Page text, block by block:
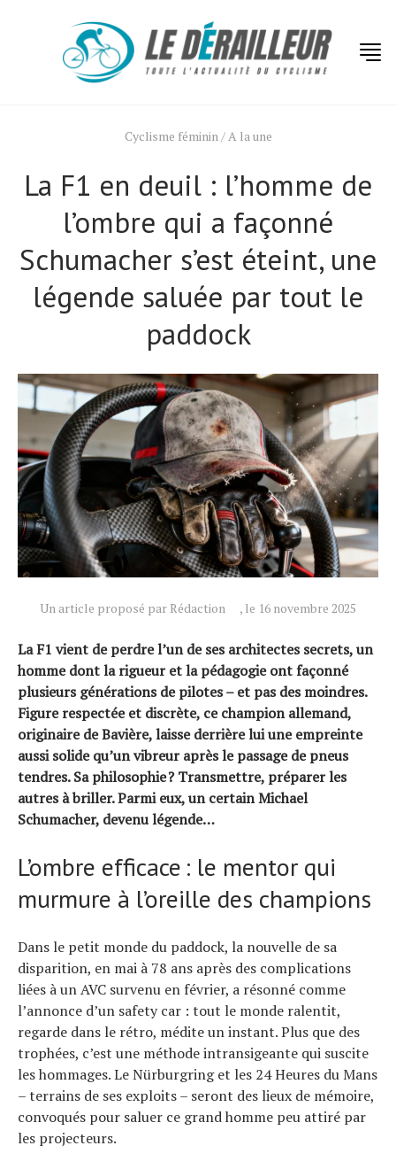
Cyclisme féminin/A la une
La F1 en deuil : l’homme de
l’ombre qui a façonné
Schumacher s’est éteint, une
légende saluée par tout le
paddock
Un article proposé par Rédaction , le 16 novembre 2025
La F1 vient de perdre l’un de ses architectes secrets, un
homme dont la rigueur et la pédagogie ont façonné
plusieurs générations de pilotes – et pas des moindres.
Figure respectée et discrète, ce champion allemand,
originaire de Bavière, laisse derrière lui une empreinte
aussi solide qu’un vibreur après le passage de pneus
tendres. Sa philosophie ? Transmettre, préparer les
autres à briller. Parmi eux, un certain Michael
Schumacher, devenu légende…
L’ombre efficace : le mentor qui
murmure à l’oreille des champions
Dans le petit monde du paddock, la nouvelle de sa
disparition, en mai à 78 ans après des complications
liées à un AVC survenu en février, a résonné comme
l’annonce d’un safety car : tout le monde ralentit,
regarde dans le rétro, médite un instant. Plus que des
trophées, c’est une méthode intransigeante qui suscite
les hommages. Le Nürburgring et les 24 Heures du Mans
– terrains de ses exploits – seront des lieux de mémoire,
convoqués pour saluer ce grand homme peu attiré par
les projecteurs.
Actualités
Tests de produits
Conseils
Tendances
À propos